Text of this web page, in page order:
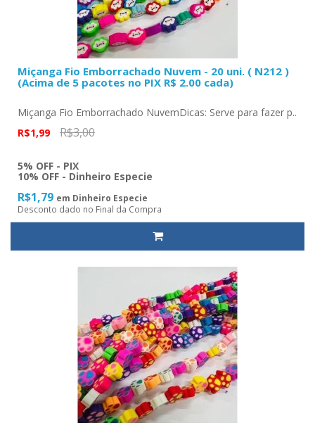
Miçanga Fio Emborrachado Nuvem - 20 uni. ( N212 )
(Acima de 5 pacotes no PIX R$ 2.00 cada)
Miçanga Fio Emborrachado NuvemDicas: Serve para fazer p..
R$1,99
R$3,00
5% OFF - PIX
10% OFF - Dinheiro Especie
R$1,79 em Dinheiro Especie
Desconto dado no Final da Compra